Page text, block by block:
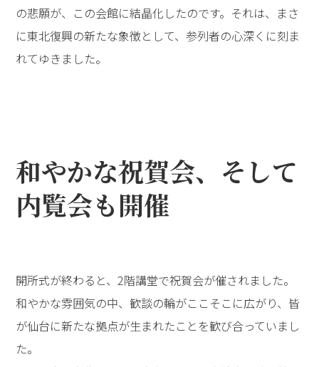
の悲願が、この会館に結晶化したのです。それは、まさ
に東北復興の新たな象徴として、参列者の心深くに刻ま
れてゆきました。
和やかな祝賀会、そして
内覧会も開催
開所式が終わると、2階講堂で祝賀会が催されました。
和やかな雰囲気の中、歓談の輪がここそこに広がり、皆
が仙台に新たな拠点が生まれたことを歓び合っていまし
た。